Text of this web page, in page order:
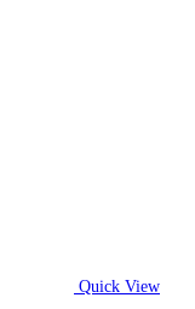
Quick View